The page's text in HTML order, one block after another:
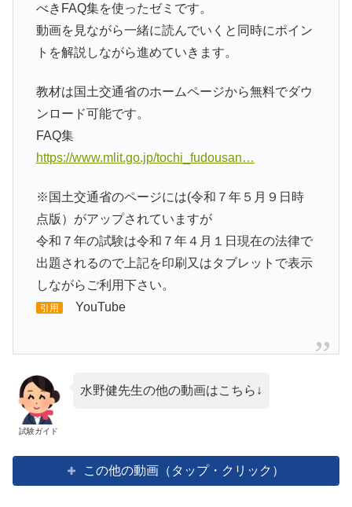
べきFAQ集を使ったゼミです。
動画を見ながら一緒に読んでいくと同時にポイン
トを解説しながら進めていきます。
教材は国土交通省のホームページから無料でダウ
ンロード可能です。
FAQ集
https://www.mlit.go.jp/tochi_fudousan…
※国土交通省のページには(令和７年５月９日時
点版）がアップされていますが
令和７年の試験は令和７年４月１日現在の法律で
出題されるので上記を印刷又はタブレットで表示
しながらご利用下さい。
引用 YouTube
試験ガイド
水野健先生の他の動画はこちら↓
この他の動画（タップ・クリック）